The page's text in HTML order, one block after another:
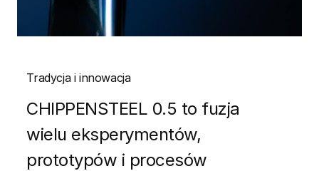
Tradycja i innowacja
CHIPPENSTEEL 0.5 to fuzja
wielu eksperymentów,
prototypów i procesów